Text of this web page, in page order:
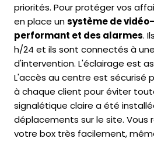
priorités. Pour protéger vos
en place unsystème de
performant et des alarmes.
h/24 et ils sont connectés à
d'intervention. L'éclairage est
L'accès au centre est sécurisé
à chaque client pour éviter
signalétique claire a été
déplacements sur le site. Vous
votre box très facilement,